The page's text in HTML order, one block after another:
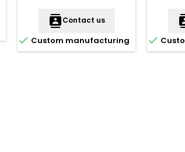
contactsContact us
 Custom manufacturing 